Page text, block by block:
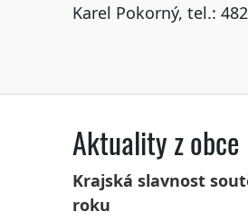
Karel Pokorný, tel.:
Aktuality z obce
Krajská slavnost
roku